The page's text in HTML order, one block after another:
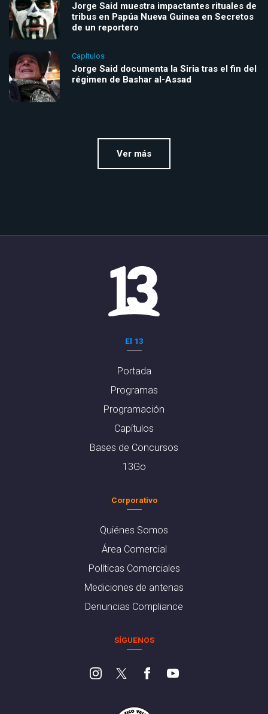
Jorge Said muestra impactantes rituales de
tribus en Papúa Nueva Guinea en Secretos
de un reportero
Capítulos
Jorge Said documenta la Siria tras el fin del
régimen de Bashar al-Assad
Ver más
El 13
Portada
Programas
Programación
Capítulos
Bases de Concursos
13Go
Corporativo
Quiénes Somos
Área Comercial
Políticas Comerciales
Mediciones de antenas
Denuncias Compliance
SÍGUENOS